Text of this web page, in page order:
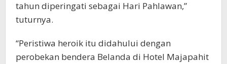
tahun diperingati sebagai Hari Pahlawan,”
tuturnya.
“Peristiwa heroik itu didahului dengan
perobekan bendera Belanda di Hotel Majapahit